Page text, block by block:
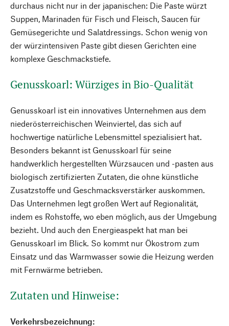
durchaus nicht nur in der japanischen: Die Paste würzt
Suppen, Marinaden für Fisch und Fleisch, Saucen für
Gemüsegerichte und Salatdressings. Schon wenig von
der würzintensiven Paste gibt diesen Gerichten eine
komplexe Geschmackstiefe.
Genusskoarl: Würziges in Bio-Qualität
Genusskoarl ist ein innovatives Unternehmen aus dem
niederösterreichischen Weinviertel, das sich auf
hochwertige natürliche Lebensmittel spezialisiert hat.
Besonders bekannt ist Genusskoarl für seine
handwerklich hergestellten Würzsaucen und -pasten aus
biologisch zertifizierten Zutaten, die ohne künstliche
Zusatzstoffe und Geschmacksverstärker auskommen.
Das Unternehmen legt großen Wert auf Regionalität,
indem es Rohstoffe, wo eben möglich, aus der Umgebung
bezieht. Und auch den Energieaspekt hat man bei
Genusskoarl im Blick. So kommt nur Ökostrom zum
Einsatz und das Warmwasser sowie die Heizung werden
mit Fernwärme betrieben.
Zutaten und Hinweise:
Verkehrsbezeichnung: